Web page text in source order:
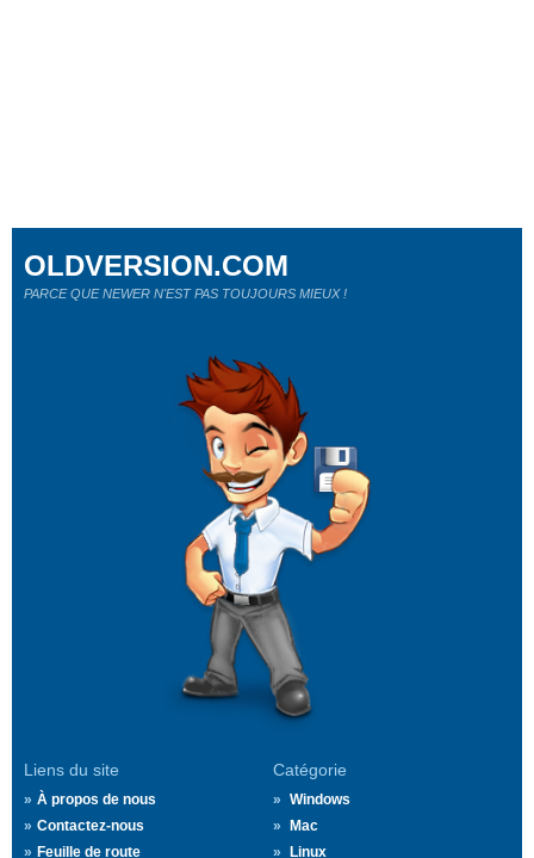
Liens du site
À propos de nous
Contactez-nous
Feuille de route
Catégorie
Windows
Mac
Linux
OLDVERSION.COM
PARCE QUE NEWER N'EST PAS TOUJOURS MIEUX !